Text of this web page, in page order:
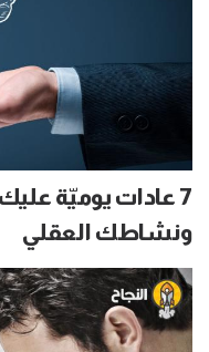
7 عادات يوميّة
ونشاطك العقلي